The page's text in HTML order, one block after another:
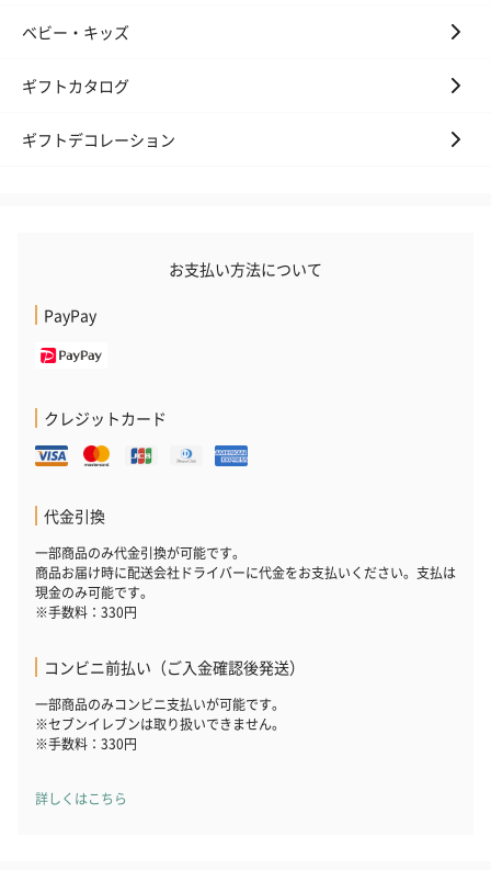
（END）（880円）
（880円）
お酒
プレミアムビール イネ
ディット（712円）
おつまみ・その他
お酒にぴったりのおつまみ・サプリを同梱してお届けいたしま
す。
いぶりがっことチーズ
ベビー・キッズ
ギフトカタログ
ギフトデコレーション
お支払い方法について
PayPay
クレジットカード
代金引換
一部商品のみ代金引換が可能です。
商品お届け時に配送会社ドライバーに代金をお支払いください。支払は
現金のみ可能です。
※手数料：330円
コンビニ前払い（ご入金確認後発送）
一部商品のみコンビニ支払いが可能です。
※セブンイレブンは取り扱いできません。
※手数料：330円
詳しくはこちら